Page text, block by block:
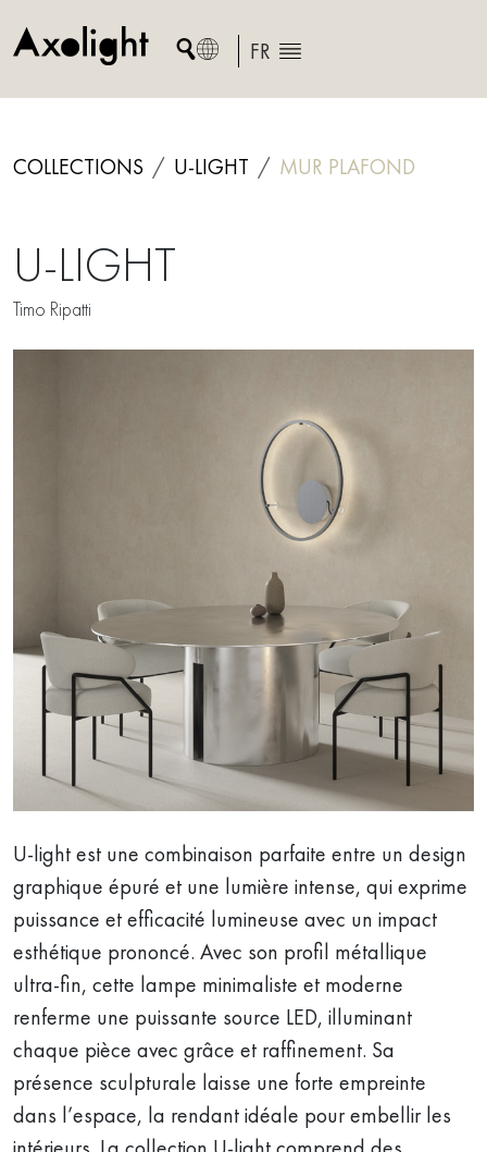
to
FR
COLLECTIONS U-LIGHT MUR PLAFOND
U-LIGHT
Timo Ripatti
U-light est une combinaison parfaite entre un design
graphique épuré et une lumière intense, qui exprime
puissance et efficacité lumineuse avec un impact
esthétique prononcé. Avec son profil métallique
ultra-fin, cette lampe minimaliste et moderne
renferme une puissante source LED, illuminant
chaque pièce avec grâce et raffinement. Sa
présence sculpturale laisse une forte empreinte
dans l’espace, la rendant idéale pour embellir les